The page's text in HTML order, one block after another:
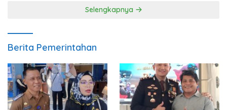
Selengkapnya
Berita Pemerintahan